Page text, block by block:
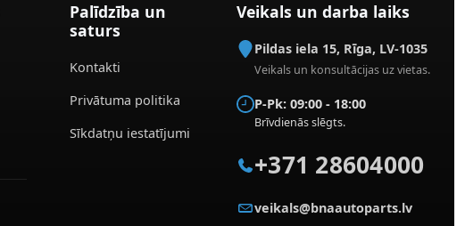
Palīdzība un
saturs
Kontakti
Privātuma politika
Sīkdatņu iestatījumi
Veikals un darba laiks
Pildas iela 15, Rīga, LV-1035
Veikals un konsultācijas uz vietas.
P-Pk: 09:00 - 18:00
Brīvdienās slēgts.
+371 28604000
veikals@bnaautoparts.lv